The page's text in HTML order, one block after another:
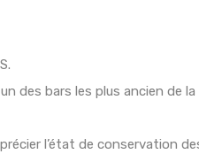
des bars les plus ancien de
l’état de conservation